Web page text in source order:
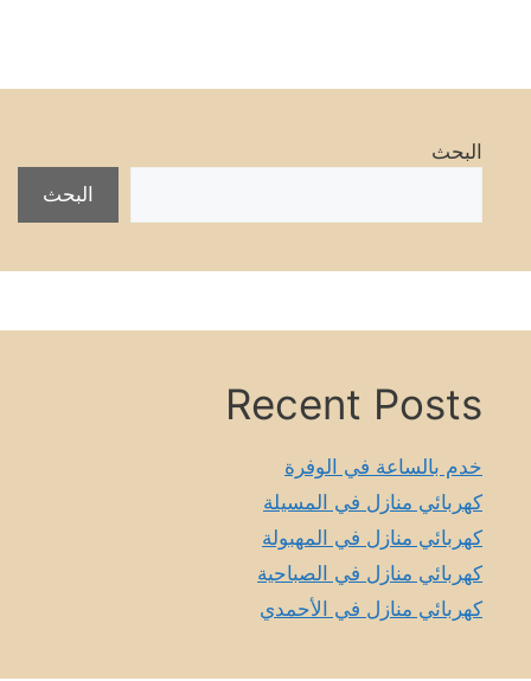
البحث
البحث
Recent Posts
خدم بالساعة في الوفرة
كهربائي منازل في المسيلة
كهربائي منازل في المهبولة
كهربائي منازل في الصباحية
كهربائي منازل في الأحمدي